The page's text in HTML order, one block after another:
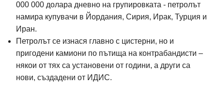
000 000 долара дневно на групировката - петролът
намира купувачи в Йордания, Сирия, Ирак, Турция и
Иран.
Петролът се изнася главно с цистерни, но и
пригодени камиони по пътища на контрабандисти –
някои от тях са установени от години, а други са
нови, създадени от ИДИС.